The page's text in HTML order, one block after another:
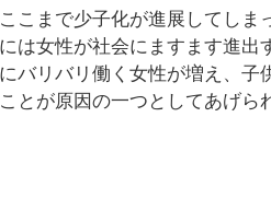
こまで少子化が進展してし
は女性が社会にますます進出
バリバリ働く女性が増え、
とが原因の一つとしてあげら